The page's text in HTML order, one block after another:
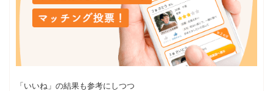
「いいね」の結果も参考にしつつ